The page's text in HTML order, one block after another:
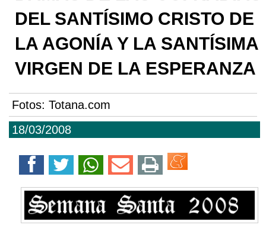
18/03/2008
DEL SANTÍSIMO CRISTO DE
LA AGONÍA Y LA SANTÍSIMA
VIRGEN DE LA ESPERANZA
Fotos: Totana.com